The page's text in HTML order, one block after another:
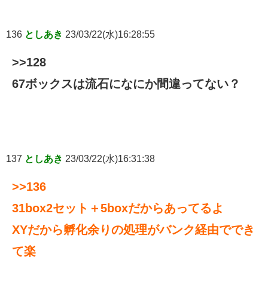
136 としあき 23/03/22(水)16:28:55
>>128
67ボックスは流石になにか間違ってない？
137 としあき 23/03/22(水)16:31:38
>>136
31box2セット＋5boxだからあってるよ
XYだから孵化余りの処理がバンク経由ででき
て楽